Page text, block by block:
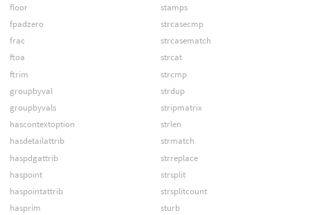
floor
fpadzero
frac
ftoa
ftrim
groupbyval
groupbyvals
hascontextoption
hasdetailattrib
haspdgattrib
haspoint
haspointattrib
hasprim
stamps
strcasecmp
strcasematch
strcat
strcmp
strdup
stripmatrix
strlen
strmatch
strreplace
strsplit
strsplitcount
sturb